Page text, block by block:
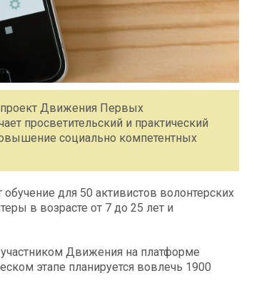
проект Движения Первых
просветительский и практический
социально компетентных
для 50 активистов волонтерских
в возрасте от 7 до 25 лет и
Движения на платформе
этапе планируется вовлечь 1900